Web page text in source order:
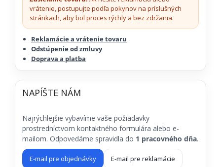
vrátenie, postupujte podľa pokynov na príslušných
stránkach, aby bol proces rýchly a bez zdržania.
Reklamácie a vrátenie tovaru
Odstúpenie od zmluvy
Doprava a platba
NAPÍŠTE NÁM
Najrýchlejšie vybavíme vaše požiadavky
prostredníctvom kontaktného formulára alebo e-
mailom. Odpovedáme spravidla do 1 pracovného dňa.
E-mail pre objednávky E-mail pre reklamácie